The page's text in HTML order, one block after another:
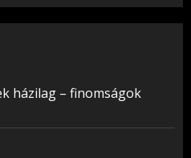
házilag – finomságok